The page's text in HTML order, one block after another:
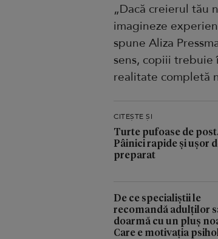
„Dacă creierul tău
imagineze
spune Aliza
sens, copiii trebuie
realitate completă
CITEȘTE ȘI
Turte pufoase de
Pâinici rapide și ușor
preparat
De ce specialiștii le
recomandă adulților
doarmă cu un pluș
Care e motivația